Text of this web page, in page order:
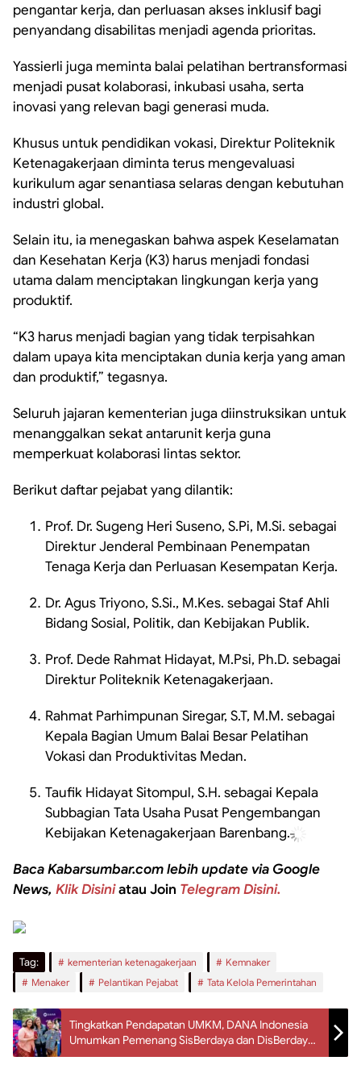
pengantar kerja, dan perluasan akses inklusif bagi
penyandang disabilitas menjadi agenda prioritas.
Yassierli juga meminta balai pelatihan bertransformasi
menjadi pusat kolaborasi, inkubasi usaha, serta
inovasi yang relevan bagi generasi muda.
Khusus untuk pendidikan vokasi, Direktur Politeknik
Ketenagakerjaan diminta terus mengevaluasi
kurikulum agar senantiasa selaras dengan kebutuhan
industri global.
Selain itu, ia menegaskan bahwa aspek Keselamatan
dan Kesehatan Kerja (K3) harus menjadi fondasi
utama dalam menciptakan lingkungan kerja yang
produktif.
“K3 harus menjadi bagian yang tidak terpisahkan
dalam upaya kita menciptakan dunia kerja yang aman
dan produktif,” tegasnya.
Seluruh jajaran kementerian juga diinstruksikan untuk
menanggalkan sekat antarunit kerja guna
memperkuat kolaborasi lintas sektor.
Berikut daftar pejabat yang dilantik:
Prof. Dr. Sugeng Heri Suseno, S.Pi, M.Si. sebagai
Direktur Jenderal Pembinaan Penempatan
Tenaga Kerja dan Perluasan Kesempatan Kerja.
Dr. Agus Triyono, S.Si., M.Kes. sebagai Staf Ahli
Bidang Sosial, Politik, dan Kebijakan Publik.
Prof. Dede Rahmat Hidayat, M.Psi, Ph.D. sebagai
Direktur Politeknik Ketenagakerjaan.
Rahmat Parhimpunan Siregar, S.T, M.M. sebagai
Kepala Bagian Umum Balai Besar Pelatihan
Vokasi dan Produktivitas Medan.
Taufik Hidayat Sitompul, S.H. sebagai Kepala
Subbagian Tata Usaha Pusat Pengembangan
Kebijakan Ketenagakerjaan Barenbang.
Baca Kabarsumbar.com lebih update via Google
News, Klik Disiniatau Join Telegram Disini.
Tag: kementerian ketenagakerjaan
Kemnaker
Menaker
Pelantikan Pejabat Tata Kelola Pemerintahan
Tingkatkan Pendapatan UMKM, DANA Indonesia
Umumkan Pemenang SisBerdaya dan DisBerdaya
2026